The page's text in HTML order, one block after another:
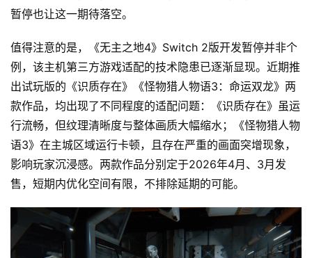
暂停也让这一期待落空。
值得注意的是，《无主之地4》Switch 2版开发暂停并非个
例，该主机第三方游戏适配的技术隐患已逐渐显现。近期推
出试玩版的《识质存在》《怪物猎人物语3：命运双龙》两
款作品，均出现了不同程度的适配问题：《识质存在》虽运
行流畅，但纹理清晰度与整体画质大幅缩水；《怪物猎人物
语3》在主城区域运行卡顿，且存在严重的画面突增现象，
影响玩家沉浸感。两款作品分别定于2026年4月、3月发
售，短期内优化空间有限，不排除延期的可能。